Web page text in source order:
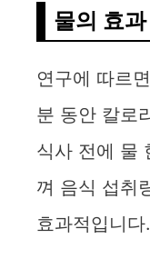
물의 효과
연구에 따르
분 동안 칼로
식사 전에 물
껴 음식 섭취
효과적입니다.